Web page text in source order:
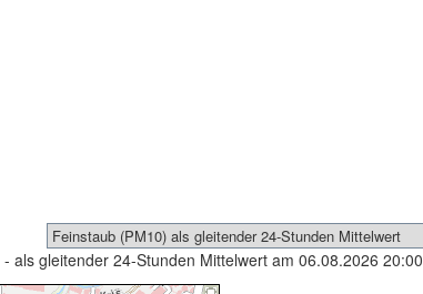
- als gleitender 24-Stunden Mittelwert am 06.08.2026 20:00